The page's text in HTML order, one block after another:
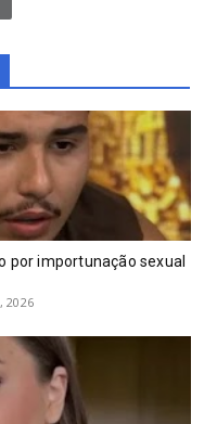
por importunação sexual
2026